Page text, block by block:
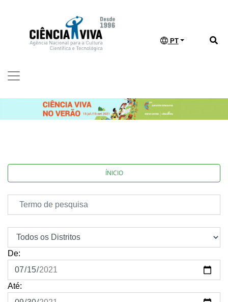
PT
ÍNICIO
De:
Até: